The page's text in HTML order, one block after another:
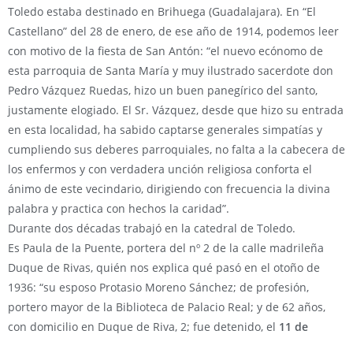
Toledo estaba destinado en Brihuega (Guadalajara). En “El
Castellano” del 28 de enero, de ese año de 1914, podemos leer
con motivo de la fiesta de San Antón: “el nuevo ecónomo de
esta parroquia de Santa María y muy ilustrado sacerdote don
Pedro Vázquez Ruedas, hizo un buen panegírico del santo,
justamente elogiado. El Sr. Vázquez, desde que hizo su entrada
en esta localidad, ha sabido captarse generales simpatías y
cumpliendo sus deberes parroquiales, no falta a la cabecera de
los enfermos y con verdadera unción religiosa conforta el
ánimo de este vecindario, dirigiendo con frecuencia la divina
palabra y practica con hechos la caridad”.
Durante dos décadas trabajó en la catedral de Toledo.
Es Paula de la Puente, portera del nº 2 de la calle madrileña
Duque de Rivas, quién nos explica qué pasó en el otoño de
1936: “su esposo Protasio Moreno Sánchez; de profesión,
portero mayor de la Biblioteca de Palacio Real; y de 62 años,
con domicilio en Duque de Riva, 2; fue detenido, el 11 de